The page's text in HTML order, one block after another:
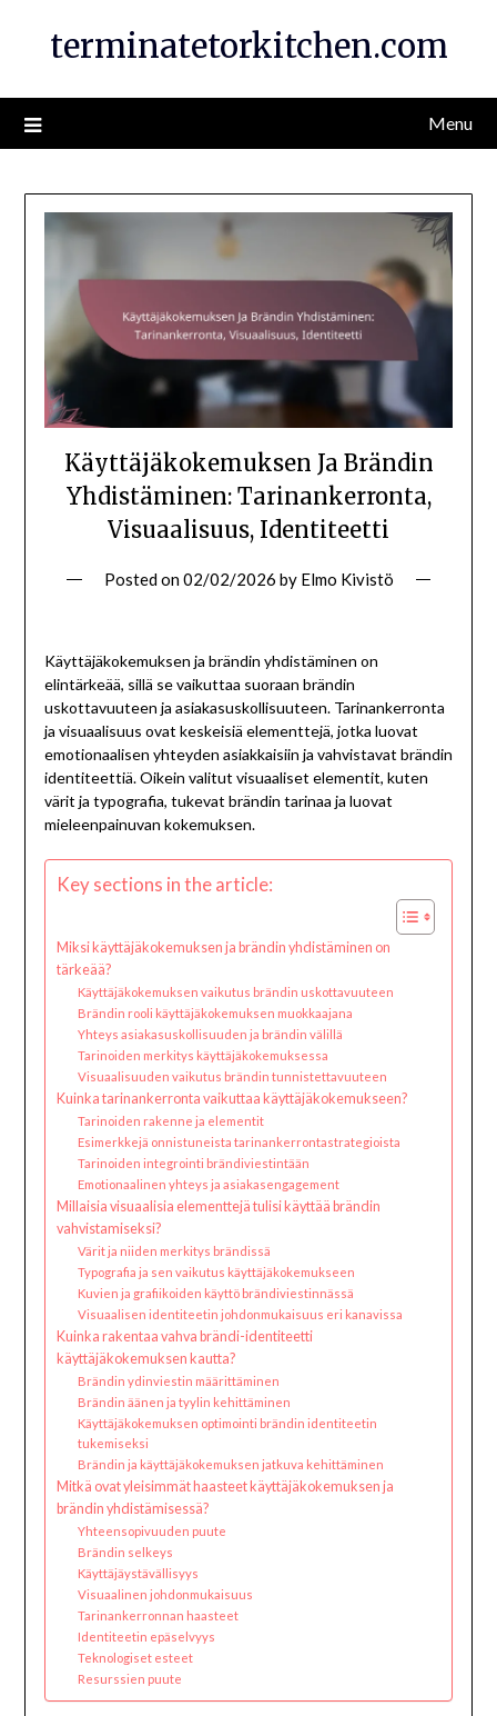
terminatetorkitchen.com
Menu
Käyttäjäkokemuksen Ja Brändin
Yhdistäminen: Tarinankerronta,
Visuaalisuus, Identiteetti
Posted on02/02/2026 by Elmo Kivistö
Käyttäjäkokemuksen ja brändin yhdistäminen on
elintärkeää, sillä se vaikuttaa suoraan brändin
uskottavuuteen ja asiakasuskollisuuteen. Tarinankerronta
ja visuaalisuus ovat keskeisiä elementtejä, jotka luovat
emotionaalisen yhteyden asiakkaisiin ja vahvistavat brändin
identiteettiä. Oikein valitut visuaaliset elementit, kuten
värit ja typografia, tukevat brändin tarinaa ja luovat
mieleenpainuvan kokemuksen.
Key sections in the article:
Miksi käyttäjäkokemuksen ja brändin yhdistäminen on
tärkeää?
Käyttäjäkokemuksen vaikutus brändin uskottavuuteen
Brändin rooli käyttäjäkokemuksen muokkaajana
Yhteys asiakasuskollisuuden ja brändin välillä
Tarinoiden merkitys käyttäjäkokemuksessa
Visuaalisuuden vaikutus brändin tunnistettavuuteen
Kuinka tarinankerronta vaikuttaa käyttäjäkokemukseen?
Tarinoiden rakenne ja elementit
Esimerkkejä onnistuneista tarinankerrontastrategioista
Tarinoiden integrointi brändiviestintään
Emotionaalinen yhteys ja asiakasengagement
Millaisia visuaalisia elementtejä tulisi käyttää brändin
vahvistamiseksi?
Värit ja niiden merkitys brändissä
Typografia ja sen vaikutus käyttäjäkokemukseen
Kuvien ja grafiikoiden käyttö brändiviestinnässä
Visuaalisen identiteetin johdonmukaisuus eri kanavissa
Kuinka rakentaa vahva brändi-identiteetti
käyttäjäkokemuksen kautta?
Brändin ydinviestin määrittäminen
Brändin äänen ja tyylin kehittäminen
Käyttäjäkokemuksen optimointi brändin identiteetin
tukemiseksi
Brändin ja käyttäjäkokemuksen jatkuva kehittäminen
Mitkä ovat yleisimmät haasteet käyttäjäkokemuksen ja
brändin yhdistämisessä?
Yhteensopivuuden puute
Brändin selkeys
Käyttäjäystävällisyys
Visuaalinen johdonmukaisuus
Tarinankerronnan haasteet
Identiteetin epäselvyys
Teknologiset esteet
Resurssien puute